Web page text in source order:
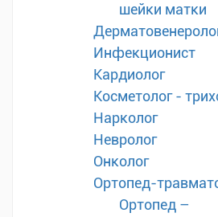
шейки матки
Инфекционист
Кардиолог
Косметолог -
Нарколог
Невролог
Онколог
Ортопед-
Ортопед –